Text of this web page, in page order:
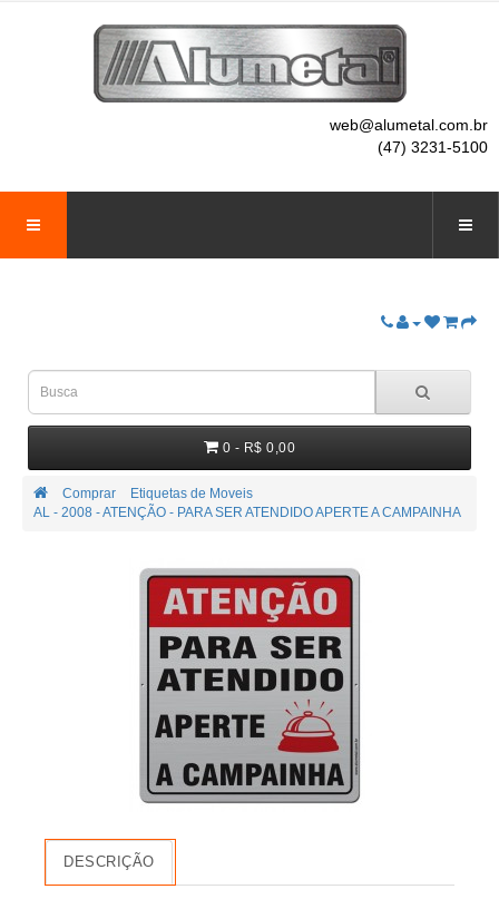
web@alumetal.com.br
(47) 3231-5100
0 - R$ 0,00
Comprar
Etiquetas de Moveis
AL - 2008 - ATENÇÃO - PARA SER ATENDIDO APERTE A CAMPAINHA
DESCRIÇÃO